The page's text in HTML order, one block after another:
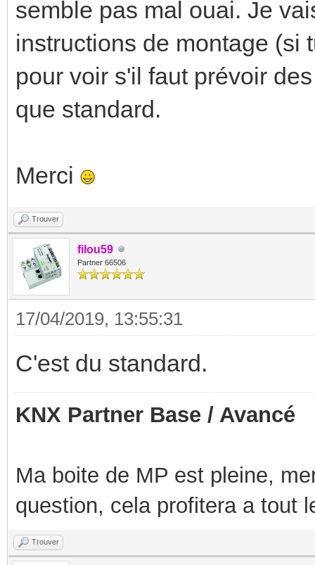
semble pas mal ouai. Je
instructions de montage (si
pour voir s'il faut prévoir
que standard.
Merci
Trouver
filou59
Partner 66506
17/04/2019, 13:55:31
C'est du standard.
KNX Partner Base / Avancé
Ma boite de MP est pleine,
question, cela profitera a tout
Trouver